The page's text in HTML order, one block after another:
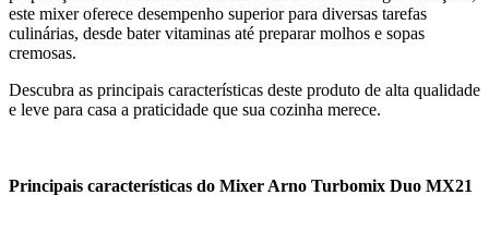
este mixer oferece desempenho superior para diversas tarefas
culinárias, desde bater vitaminas até preparar molhos e sopas
cremosas.
Descubra as principais características deste produto de alta qualidade
e leve para casa a praticidade que sua cozinha merece.
Principais características do Mixer Arno Turbomix Duo MX21